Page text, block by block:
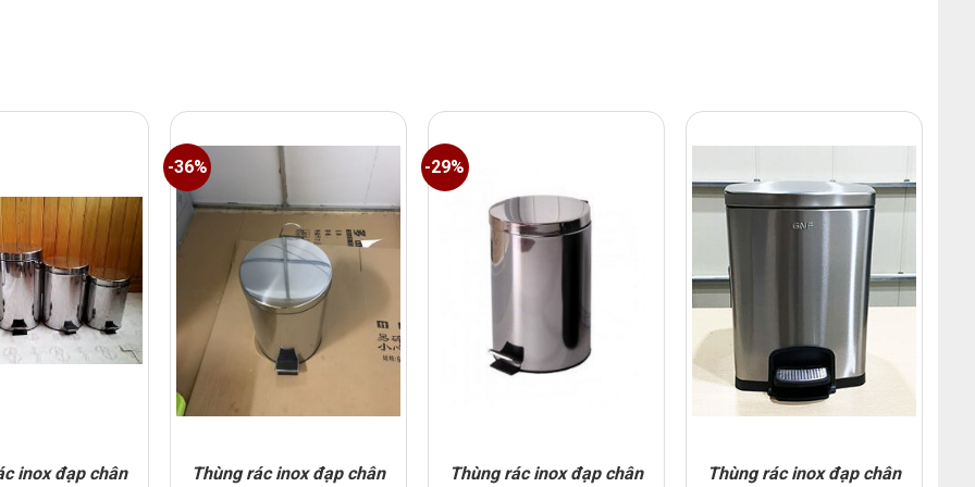
inox đạp chân
-36%
Thùng rác inox đạp chân
-29%
Thùng rác inox đạp chân
Thùng rác inox đạp chân